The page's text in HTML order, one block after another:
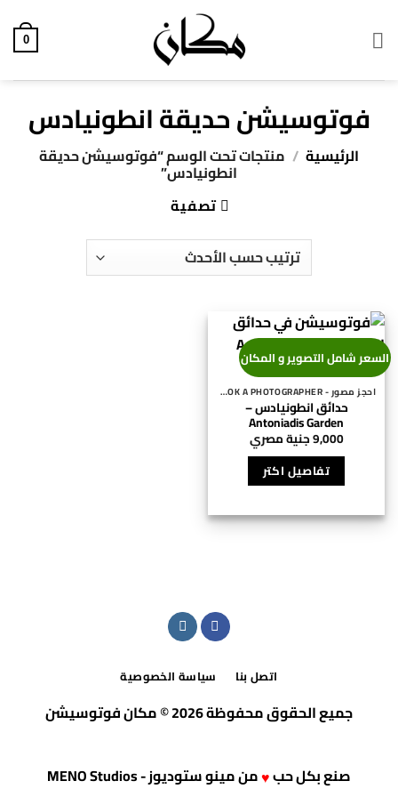
للمحتوى
0
فوتوسيشن حديقة انطونيادس
الرئيسية / منتجات تحت الوسم “فوتوسيشن حديقة
انطونيادس”
تصفية
السعر شامل التصوير و المكان
احجز مصور - BOOK A PHOTOGRAPHER
حدائق انطونيادس –
Antoniadis Garden
9,000جنية مصري
تفاصيل اكتر
اتصل بنا سياسة الخصوصية
جميع الحقوق محفوظة 2026 © مكان فوتوسيشن
صنع بكل حب♥منمينو ستوديوز - MENO Studios